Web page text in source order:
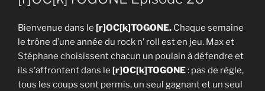
Bienvenue dans le [r]OC[k]TOGONE. Chaque semaine
le trône d’une année du rock n’ roll est en jeu. Max et
Stéphane choisissent chacun un poulain à défendre et
ils s’affrontent dans le [r]OC[k]TOGONE: pas de règle,
tous les coups sont permis, un seul gagnant et un seul